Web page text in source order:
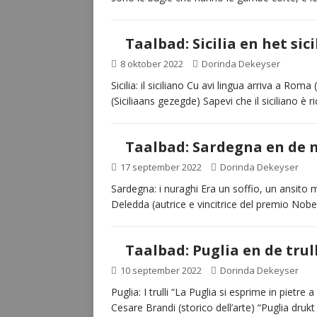
Taalbad: Sicilia en het
8 oktober 2022 Dorinda Dekeyser
Sicilia: il siciliano Cu avi lingua arriva a
(Siciliaans gezegde) Sapevi che il siciliano è
Taalbad: Sardegna en de
17 september 2022 Dorinda Dekeyser
Sardegna: i nuraghi Era un soffio, un ansito
Deledda (autrice e vincitrice del premio
Taalbad: Puglia en de
10 september 2022 Dorinda Dekeyser
Puglia: I trulli “La Puglia si esprime in pietre
Cesare Brandi (storico dell’arte) “Puglia